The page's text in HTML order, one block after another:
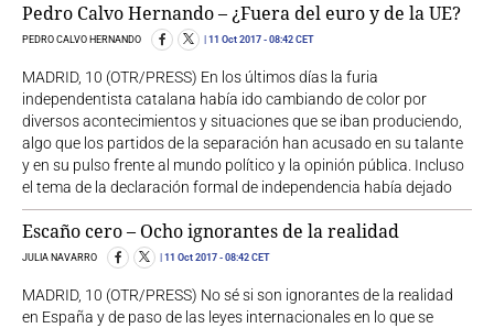
Pedro Calvo Hernando – ¿Fuera del euro y de la UE?
PEDRO CALVO HERNANDO 11 Oct 2017 - 08:42 CET
MADRID, 10 (OTR/PRESS) En los últimos días la furia
independentista catalana había ido cambiando de color por
diversos acontecimientos y situaciones que se iban produciendo,
algo que los partidos de la separación han acusado en su talante
y en su pulso frente al mundo político y la opinión pública. Incluso
el tema de la declaración formal de independencia había dejado
Escaño cero – Ocho ignorantes de la realidad
JULIA NAVARRO 11 Oct 2017 - 08:42 CET
MADRID, 10 (OTR/PRESS) No sé si son ignorantes de la realidad
en España y de paso de las leyes internacionales en lo que se